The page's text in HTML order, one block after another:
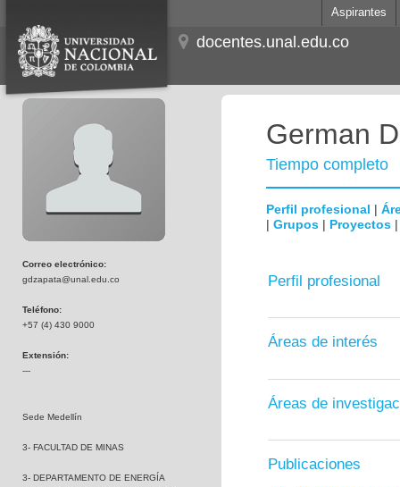
Aspirantes
docentes.unal.edu.co
Correo electrónico:
gdzapata@unal.edu.co
Teléfono:
+57 (4) 430 9000
Extensión:
---
Sede Medellín
3- FACULTAD DE MINAS
3- DEPARTAMENTO DE ENERGÍA
German
Tiempo completo
Perfil profesional |
| Grupos | Proyectos
Perfil profesional
Áreas de interés
Áreas de
Publicaciones